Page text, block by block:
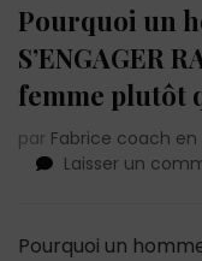
Pourquoi un
S’ENGAGER
femme plutôt
par Fabrice coach
Laisser un
Pourquoi un homme